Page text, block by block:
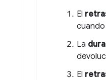
El
La
El